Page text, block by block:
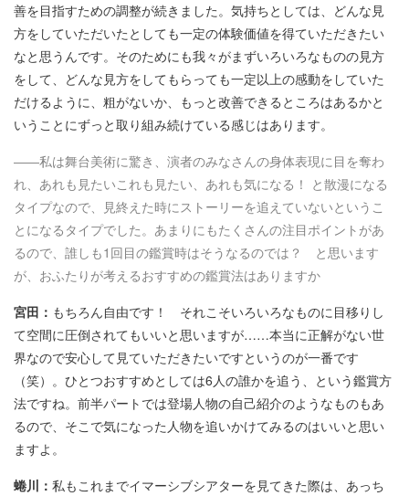
善を目指すための調整が続きました。気持ちとしては、どんな見
方をしていただいたとしても一定の体験価値を得ていただきたい
なと思うんです。そのためにも我々がまずいろいろなものの見方
をして、どんな見方をしてもらっても一定以上の感動をしていた
だけるように、粗がないか、もっと改善できるところはあるかと
いうことにずっと取り組み続けている感じはあります。
――私は舞台美術に驚き、演者のみなさんの身体表現に目を奪わ
れ、あれも見たいこれも見たい、あれも気になる！ と散漫になる
タイプなので、見終えた時にストーリーを追えていないというこ
とになるタイプでした。あまりにもたくさんの注目ポイントがあ
るので、誰しも1回目の鑑賞時はそうなるのでは？ と思います
が、おふたりが考えるおすすめの鑑賞法はありますか
宮田： もちろん自由です！ それこそいろいろなものに目移りし
て空間に圧倒されてもいいと思いますが……本当に正解がない世
界なので安心して見ていただきたいですというのが一番です
（笑）。ひとつおすすめとしては6人の誰かを追う、という鑑賞方
法ですね。前半パートでは登場人物の自己紹介のようなものもあ
るので、そこで気になった人物を追いかけてみるのはいいと思い
ますよ。
蜷川： 私もこれまでイマーシブシアターを見てきた際は、あっち